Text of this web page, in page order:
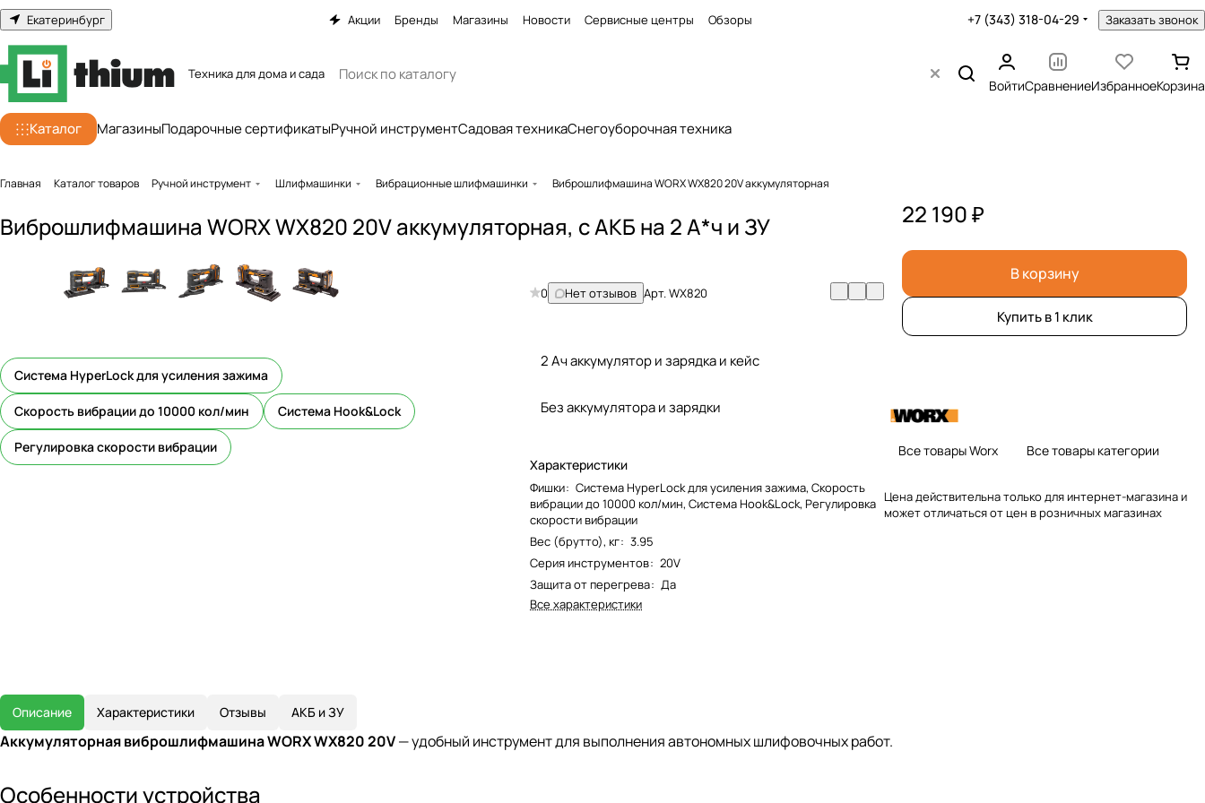
Екатеринбург Акции Бренды Магазины Новости Сервисные центры Обзоры +7 (343) 318-04-29 Заказать звонок
Техника для дома и сада
ВойтиСравнениеИзбранноеКорзина
Каталог МагазиныПодарочные сертификатыРучной инструментСадовая техникаСнегоуборочная техника
Главная Каталог товаров Ручной инструмент Шлифмашинки Вибрационные шлифмашинки Виброшлифмашина WORX WX820 20V аккумуляторная
Виброшлифмашина WORX WX820 20V аккумуляторная, с АКБ на 2 А*ч и ЗУ
Система HyperLock для усиления зажима
Скорость вибрации до 10000 кол/мин Система Hook&Lock
Регулировка скорости вибрации
0 Нет отзывов Арт.WX820
2 Ач аккумулятор и зарядка и кейс
Без аккумулятора и зарядки
Характеристики
Фишки: Система HyperLock для усиления зажима, Скорость
вибрации до 10000 кол/мин, Система Hook&Lock, Регулировка
скорости вибрации
Вес (брутто), кг: 3.95
Серия инструментов: 20V
Защита от перегрева: Да
Все характеристики
22 190 ₽
В корзину
Купить в 1 клик
Все товары Worx Все товары категории
Цена действительна только для интернет-магазина и
может отличаться от цен в розничных магазинах
Описание Характеристики Отзывы АКБ и ЗУ
Аккумуляторная виброшлифмашина WORX WX820 20V— удобный инструмент для выполнения автономных шлифовочных работ.
Особенности устройства